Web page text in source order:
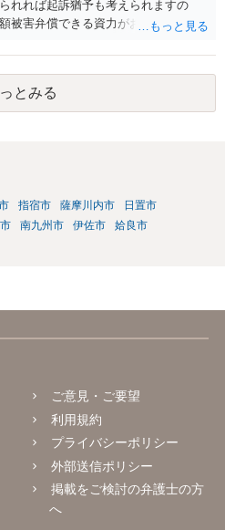
れれば起訴猶予も考えられますの
被害弁償できる資力がお有りなので
と前科はついてしまう可能性が極め
きくなく初犯で起訴猶予の可能性が
までの弁護活動が極めて重要です。
きるかぎり最善を尽くす弁護士が大
高くなる傾向は否定できないように
とみる
指宿市 薩摩川内市
日置市
南九州市 伊佐市
姶良市
ご意見・ご要望
利用規約
プライバシーポリシー
外部送信ポリシー
掲載をご検討の弁護士の方
へ